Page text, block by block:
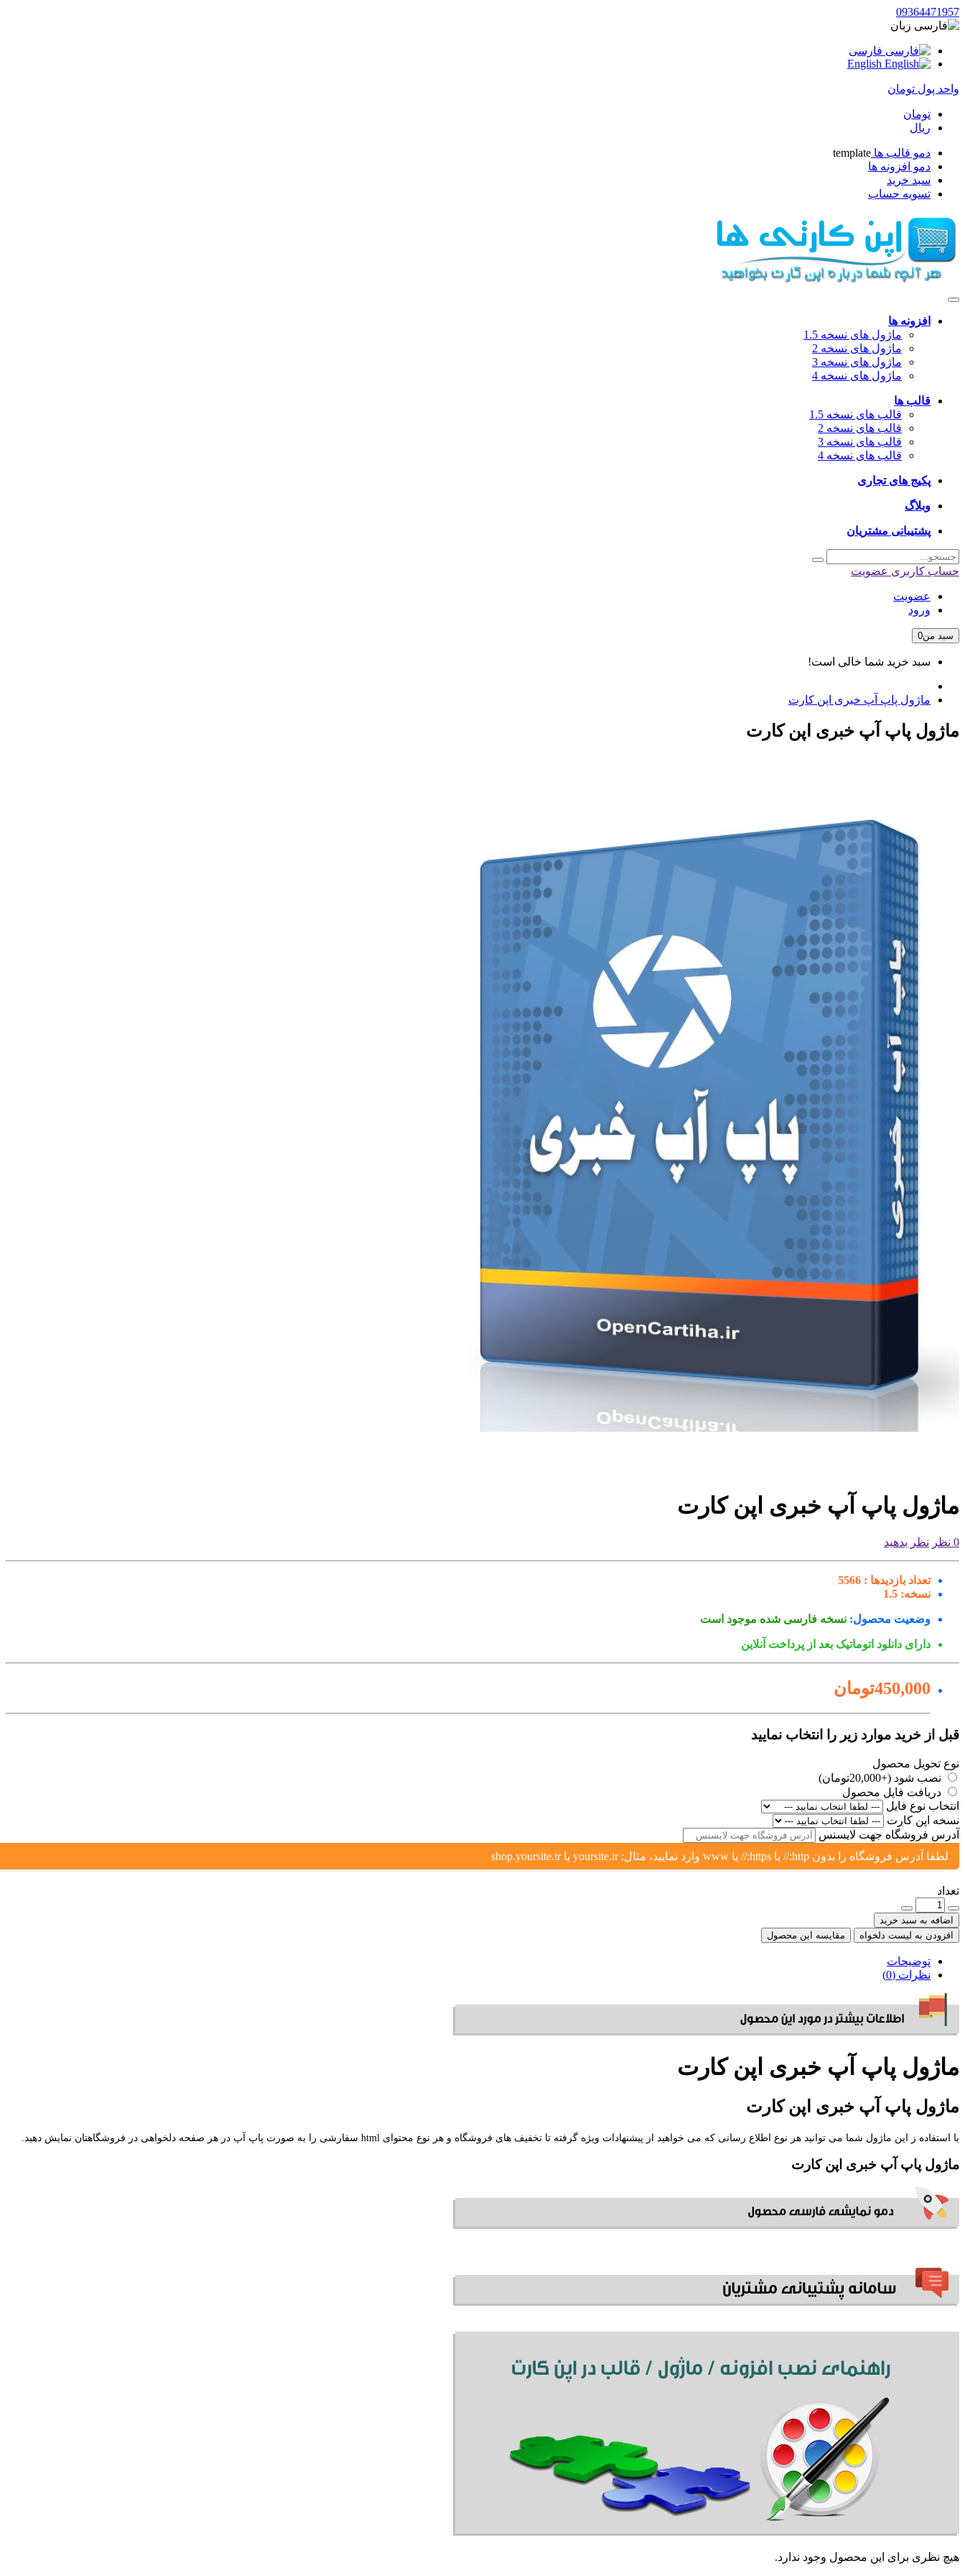
09364471957
زبان
فارسی
واحد پول تومان
تومان
ریال
دمو قالب ها template
دمو افزونه ها
سبد خرید
تسویه حساب
افزونه ها
ماژول های نسخه 1.5
ماژول های نسخه 2
ماژول های نسخه 3
ماژول های نسخه 4
قالب ها
قالب های نسخه 1.5
قالب های نسخه 2
قالب های نسخه 3
قالب های نسخه 4
پکیج های تجاری
وبلاگ
پشتیبانی مشتریان
حساب کاربری عضویت
عضویت
ورود
سبد من0
سبد خرید شما خالی است!
ماژول پاپ آپ خبری اپن کارت
ماژول پاپ آپ خبری اپن کارت
ماژول پاپ آپ خبری اپن کارت
0 نظر نظر بدهید
تعداد بازدیدها : 5566
نسخه: 1.5
وضعیت محصول: نسخه فارسی شده موجود است
دارای دانلود اتوماتیک بعد از پرداخت آنلاین
450,000تومان
قبل از خرید موارد زیر را انتخاب نمایید
نوع تحویل محصول
نصب شود (+20,000تومان)
دریافت فایل محصول
انتخاب نوع فایل
نسخه اپن کارت
آدرس فروشگاه جهت لایسنس
لطفا آدرس فروشگاه را بدون http:// یا https:// یا www وارد نمایید، مثال: yoursite.ir یا shop.yoursite.ir
تعداد
اضافه به سبد خرید
افزودن به لیست دلخواه
مقایسه این محصول
توضیحات
نظرات (0)
ماژول پاپ آپ خبری اپن کارت
ماژول پاپ آپ خبری اپن کارت
با استفاده ز این ماژول شما می توانید هر نوع اطلاع رسانی که می خواهید از پیشنهادات ویژه گرفته تا تخفیف های فروشگاه و هر نوع محتوای html سفارشی را به صورت پاپ آپ در هر صفحه دلخواهی در فروشگاهتان نمایش دهید.
ماژول پاپ آپ خبری اپن کارت
هیچ نظری برای این محصول وجود ندارد.